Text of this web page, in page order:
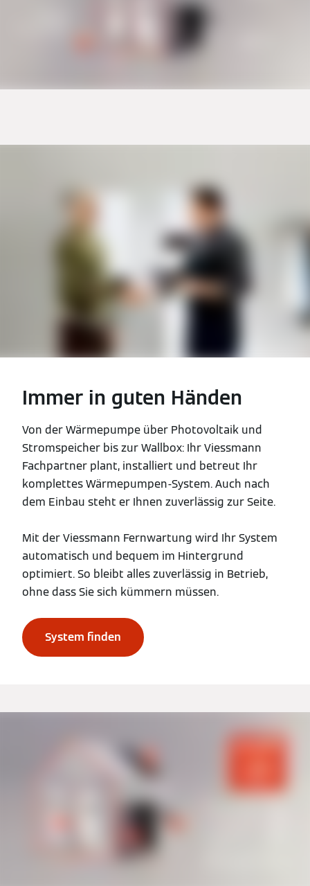
Immer in guten Händen
Von der Wärmepumpe über Photovoltaik und
Stromspeicher bis zur Wallbox: Ihr Viessmann
Fachpartner plant, installiert und betreut Ihr
komplettes Wärmepumpen-System. Auch nach
dem Einbau steht er Ihnen zuverlässig zur Seite.
Mit der Viessmann Fernwartung wird Ihr System
automatisch und bequem im Hintergrund
optimiert. So bleibt alles zuverlässig in Betrieb,
ohne dass Sie sich kümmern müssen.
System finden